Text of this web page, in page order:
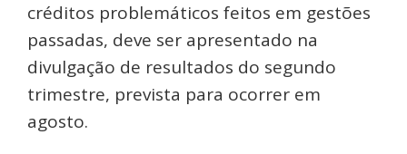
créditos problemáticos feitos em gestões
passadas, deve ser apresentado na
divulgação de resultados do segundo
trimestre, prevista para ocorrer em
agosto.